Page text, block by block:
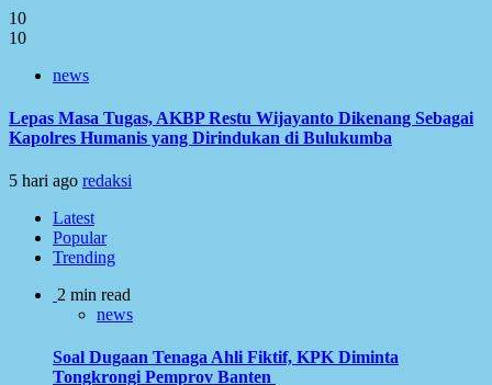
10
10
news
Lepas Masa Tugas, AKBP Restu Wijayanto Dikenang Sebagai
Kapolres Humanis yang Dirindukan di Bulukumba
5 hari ago redaksi
Latest
Popular
Trending
2 min read
news
Soal Dugaan Tenaga Ahli Fiktif, KPK Diminta
Tongkrongi Pemprov Banten